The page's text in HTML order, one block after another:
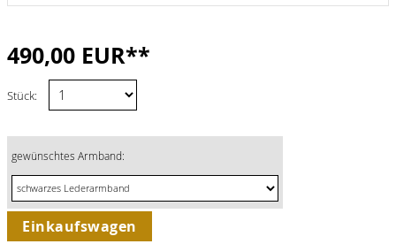
490,00 EUR**
Stück:
gewünschtes Armband:
Einkaufswagen